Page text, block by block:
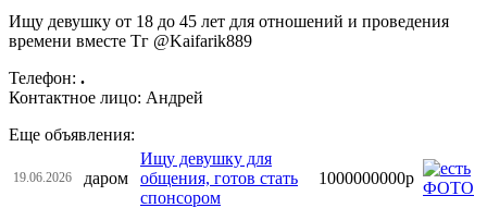
Ищу девушку от 18 до 45 лет для отношений и проведения
времени вместе Тг @Kaifarik889
Телефон: .
Контактное лицо: Андрей
Еще объявления:
19.06.2026 даром
Ищу девушку для
общения, готов стать
спонсором
1000000000р